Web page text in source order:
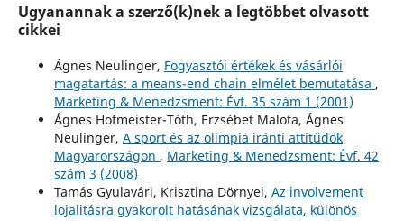
Ugyanannak a szerző(k)nek a legtöbbet olvasott
cikkei
Ágnes Neulinger, Fogyasztói értékek és vásárlói
magatartás: a means-end chain elmélet bemutatása ,
Marketing & Menedzsment: Évf. 35 szám 1 (2001)
Ágnes Hofmeister-Tóth, Erzsébet Malota, Ágnes
Neulinger, A sport és az olimpia iránti attitűdök
Magyarországon , Marketing & Menedzsment: Évf. 42
szám 3 (2008)
Tamás Gyulavári, Krisztina Dörnyei, Az involvement
lojalitásra gyakorolt hatásának vizsgálata, különös